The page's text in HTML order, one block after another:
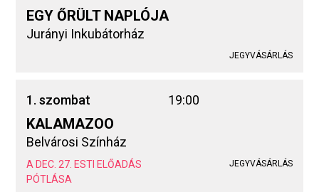
EGY ŐRÜLT NAPLÓJA
Jurányi Inkubátorház
JEGYVÁSÁRLÁS
1. szombat 19:00
KALAMAZOO
Belvárosi Színház
A DEC. 27. ESTI ELŐADÁS
PÓTLÁSA
JEGYVÁSÁRLÁS